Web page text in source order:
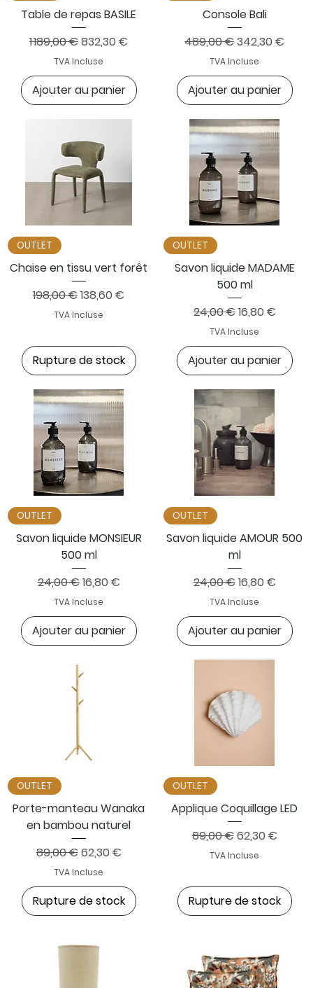
Table de repas BASILE
Prix original
1 189,00 €Prix promotionnel
832,30 €
TVA Incluse
Ajouter au panier
Console Bali
Prix original
489,00 €Prix
342,30 €
TVA Incluse
Ajouter au panier
OUTLET
Chaise en tissu vert forêt
Prix original
198,00 €Prix promotionnel
138,60 €
TVA Incluse
Rupture de stock
OUTLET
Savon liquide MADAME
500 ml
Prix original
24,00 €Prix
16,80 €
TVA Incluse
Ajouter au panier
OUTLET
Savon liquide MONSIEUR
500 ml
Prix original
24,00 €Prix promotionnel
16,80 €
TVA Incluse
Ajouter au panier
OUTLET
Savon liquide AMOUR 500
ml
Prix original
24,00 €Prix
16,80 €
TVA Incluse
Ajouter au panier
OUTLET
Porte-manteau Wanaka
en bambou naturel
Prix original
89,00 €Prix promotionnel
62,30 €
TVA Incluse
Rupture de stock
OUTLET
Applique Coquillage LED
Prix original
89,00 €Prix
62,30 €
TVA Incluse
Rupture de stock